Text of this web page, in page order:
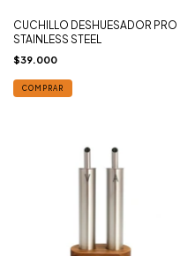
CUCHILLO DESHUESADOR PRO
STAINLESS STEEL
$39.000
COMPRAR